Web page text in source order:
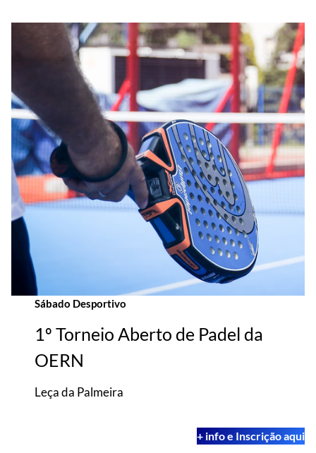
Sábado Desportivo
1º Torneio Aberto de Padel da
OERN
Leça da Palmeira
+ info e Inscrição aqui